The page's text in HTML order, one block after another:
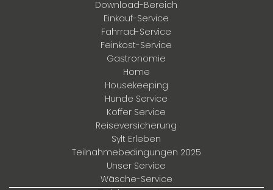
Download-Bereich
Einkauf-Service
Fahrrad-Service
Feinkost-Service
Gastronomie
Home
Housekeeping
Hunde Service
Koffer Service
Reiseversicherung
Sylt Erleben
Teilnahmebedingungen 2025
Unser Service
Wäsche-Service